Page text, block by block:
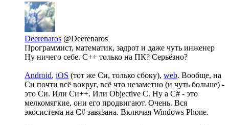
Deerenaros @Deerenaros
Программист, математик, задрот и даже чуть инженер
Ну ничего себе. C++ только на ПК? Серьёзно?
Android, iOS (тот же Си, только сбоку), web. Вообще, на
Си почти всё вокруг, всё что незаметно (и чуть больше) -
это Си. Или Си++. Или Objective C. Ну а C# - это
мелкомягкие, они его продвигают. Очень. Вся
экосистема на C# завязана. Включая Windows Phone.